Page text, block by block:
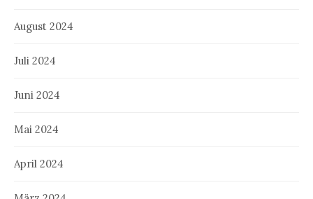
August 2024
Juli 2024
Juni 2024
Mai 2024
April 2024